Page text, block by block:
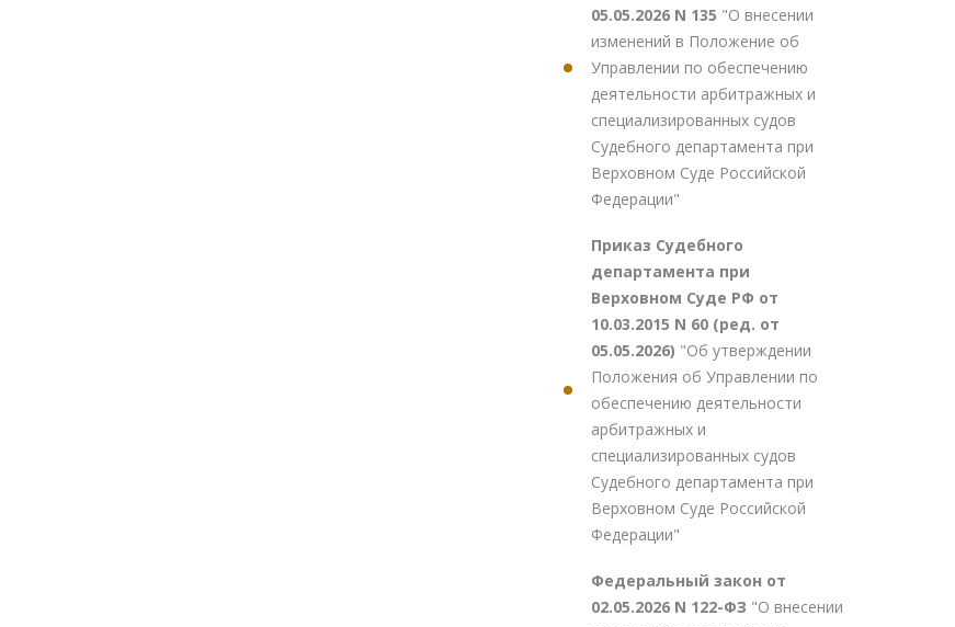
05.05.2026 N 135 "О внесении
изменений в Положение об
Управлении по обеспечению
деятельности арбитражных и
специализированных судов
Судебного департамента при
Верховном Суде Российской
Федерации"
Приказ Судебного
департамента при
Верховном Суде РФ от
10.03.2015 N 60 (ред. от
05.05.2026) "Об утверждении
Положения об Управлении по
обеспечению деятельности
арбитражных и
специализированных судов
Судебного департамента при
Верховном Суде Российской
Федерации"
Федеральный закон от
02.05.2026 N 122-ФЗ "О внесении